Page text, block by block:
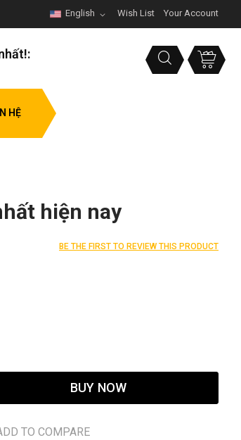
Wish List Your Account
English
HỆ
hiện nay
BE THE FIRST TO REVIEW THIS PRODUCT
BUY NOW
TO COMPARE